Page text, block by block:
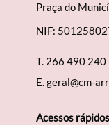
Praça do
NIF:
T. 266 490 240
E.geral@cm-
Acessos rápidos